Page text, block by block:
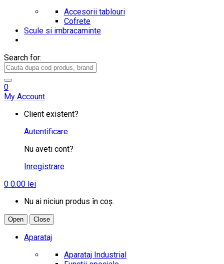
Accesorii tablouri
Cofrete
Scule si imbracaminte
Search for:
0
My Account
Client existent?
Autentificare
Nu aveti cont?
Inregistrare
0 0.00 lei
Nu ai niciun produs în coș.
Open Close
Aparataj
Aparataj Industrial